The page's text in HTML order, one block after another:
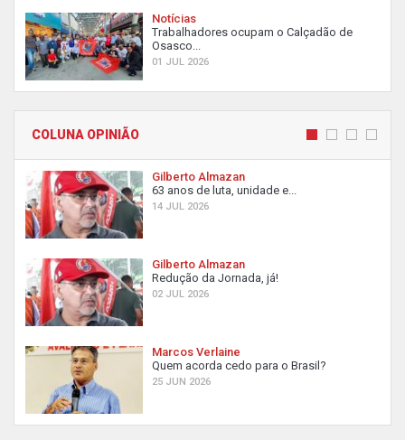
Notícias
Trabalhadores ocupam o Calçadão de
Osasco...
01 JUL 2026
COLUNA OPINIÃO
Gilberto Almazan
63 anos de luta, unidade e...
14 JUL 2026
Gilberto Almazan
Redução da Jornada, já!
02 JUL 2026
Marcos Verlaine
Quem acorda cedo para o Brasil?
25 JUN 2026